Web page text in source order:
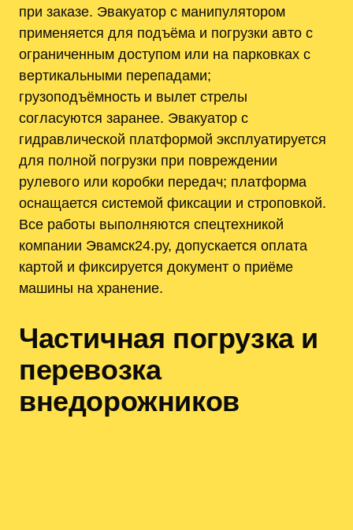
при заказе. Эвакуатор с манипулятором
применяется для подъёма и погрузки авто с
ограниченным доступом или на парковках с
вертикальными перепадами;
грузоподъёмность и вылет стрелы
согласуются заранее. Эвакуатор с
гидравлической платформой эксплуатируется
для полной погрузки при повреждении
рулевого или коробки передач; платформа
оснащается системой фиксации и строповкой.
Все работы выполняются спецтехникой
компании Эвамск24.ру, допускается оплата
картой и фиксируется документ о приёме
машины на хранение.
Частичная погрузка и
перевозка
внедорожников